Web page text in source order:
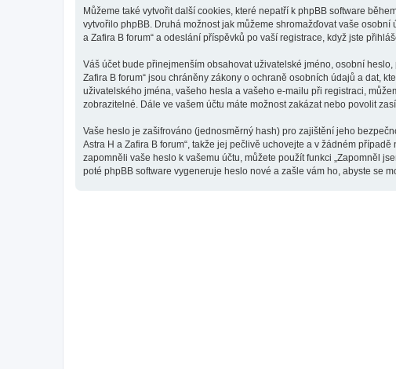
Můžeme také vytvořit další cookies, které nepatří k phpBB software
vytvořilo phpBB. Druhá možnost jak můžeme shromažďovat vaše
a Zafira B forum“ a odeslání příspěvků po vaší registrace, když jste
Váš účet bude přinejmenším obsahovat uživatelské jméno, osobní
Zafira B forum“ jsou chráněny zákony o ochraně osobních údajů a dat,
uživatelského jména, vašeho hesla a vašeho e-mailu při registraci,
zobrazitelné. Dále ve vašem účtu máte možnost zakázat nebo povolit
Vaše heslo je zašifrováno (jednosměrný hash) pro zajištění jeho
Astra H a Zafira B forum“, takže jej pečlivě uchovejte a v žádném
zapomněli vaše heslo k vašemu účtu, můžete použít funkci „Zapomněl
poté phpBB software vygeneruje heslo nové a zašle vám ho, abyste se